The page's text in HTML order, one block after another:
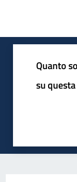
Quanto
su